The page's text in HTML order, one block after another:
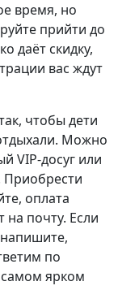
время, но
прийти до
даёт скидку,
вас ждут
чтобы дети
Можно
VIP-досуг или
Приобрести
оплата
на почту. Если
по
ярком